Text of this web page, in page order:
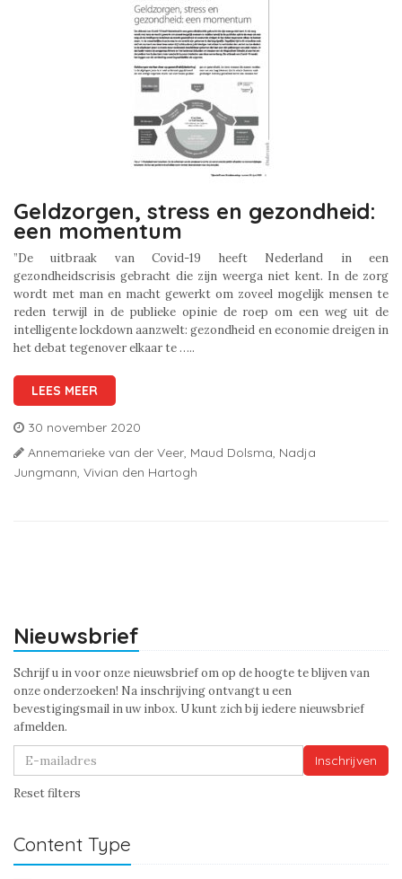
Geldzorgen, stress en gezondheid:
een momentum
”De uitbraak van Covid-19 heeft Nederland in een
gezondheidscrisis gebracht die zijn weerga niet kent. In de zorg
wordt met man en macht gewerkt om zoveel mogelijk mensen te
reden terwijl in de publieke opinie de roep om een weg uit de
intelligente lockdown aanzwelt: gezondheid en economie dreigen in
het debat tegenover elkaar te …..
LEES MEER
30 november 2020
Annemarieke van der Veer, Maud Dolsma, Nadja
Jungmann, Vivian den Hartogh
Nieuwsbrief
Schrijf u in voor onze nieuwsbrief om op de hoogte te blijven van
onze onderzoeken! Na inschrijving ontvangt u een
bevestigingsmail in uw inbox. U kunt zich bij iedere nieuwsbrief
afmelden.
Inschrijven
Reset filters
Content Type